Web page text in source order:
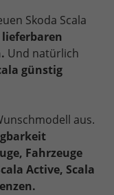
Skoda Scala
Und natürlich
günstig
aus.
Fahrzeuge
Active, Scala